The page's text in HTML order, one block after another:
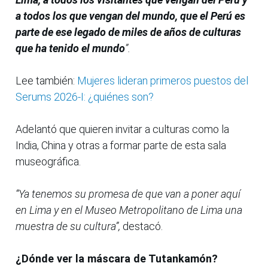
a todos los que vengan del mundo, que el Perú es
parte de ese legado de miles de años de culturas
que ha tenido el mundo”.
Lee también: Mujeres lideran primeros puestos del
Serums 2026-I: ¿quiénes son?
Adelantó que quieren invitar a culturas como la
India, China y otras a formar parte de esta sala
museográfica.
“Ya tenemos su promesa de que van a poner aquí
en Lima y en el Museo Metropolitano de Lima una
muestra de su cultura”, destacó.
¿Dónde ver la máscara de Tutankamón?